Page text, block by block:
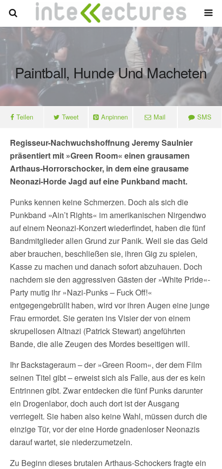
Paintball, Hunde Und Macheten
Teilen Tweet Anpinnen Mail SMS
Regisseur-Nachwuchshoffnung Jeremy Saulnier
präsentiert mit »Green Room« einen grausamen
Arthaus-Horrorschocker, in dem eine grausame
Neonazi-Horde Jagd auf eine Punkband macht.
Punks kennen keine Schmerzen. Doch als sich die
Punkband »Ain’t Rights« im amerikanischen Nirgendwo
auf einem Neonazi-Konzert wiederfindet, haben die fünf
Bandmitglieder allen Grund zur Panik. Weil sie das Geld
aber brauchen, beschließen sie, ihren Gig zu spielen,
Kasse zu machen und danach sofort abzuhauen. Doch
nachdem sie den aggressiven Gästen der »White Pride«-
Party mutig ihr »Nazi-Punks – Fuck Off!«
entgegengebrüllt haben, wird vor ihren Augen eine junge
Frau ermordet. Sie geraten ins Visier der von einem
skrupellosen Altnazi (Patrick Stewart) angeführten
Bande, die alle Zeugen des Mordes beseitigen will.
Ihr Backstageraum – der »Green Room«, der dem Film
seinen Titel gibt – erweist sich als Falle, aus der es kein
Entrinnen gibt. Zwar entdecken die fünf Punks darunter
ein Drogenlabor, doch auch dort ist der Ausgang
verriegelt. Sie haben also keine Wahl, müssen durch die
einzige Tür, vor der eine Horde gnadenloser Neonazis
darauf wartet, sie niederzumetzeln.
Zu Beginn dieses brutalen Arthaus-Schockers fragte ein